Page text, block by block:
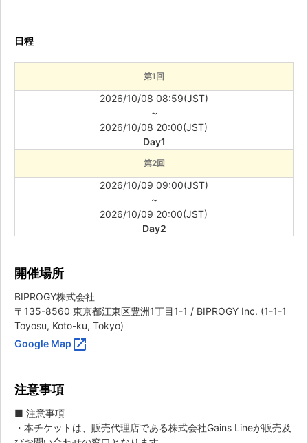
日程
第1回
2026/10/08 08:59(JST)
~
2026/10/08 20:00(JST)
Day1
第2回
2026/10/09 09:00(JST)
~
2026/10/09 20:00(JST)
Day2
開催場所
BIPROGY株式会社
〒135-8560 東京都江東区豊洲1丁目1-1 / BIPROGY Inc. (1-1-1
Toyosu, Koto-ku, Tokyo)
Google Map open_in_new
注意事項
■ 注意事項
・本チケットは、販売代理店である株式会社Gains Lineが販売及